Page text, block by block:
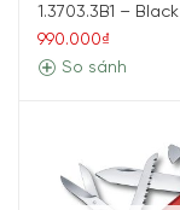
1.3703.3B1 – Black
990.000₫
So sánh